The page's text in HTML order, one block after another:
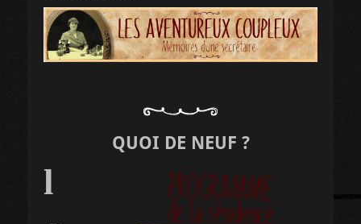
QUOI DE NEUF ?
l